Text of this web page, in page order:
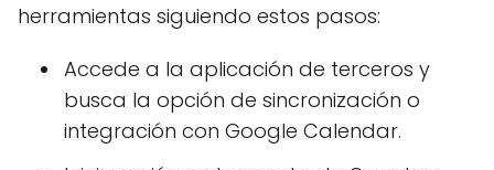
herramientas siguiendo estos pasos:
Accede a la aplicación de terceros y
busca la opción de sincronización o
integración con Google Calendar.